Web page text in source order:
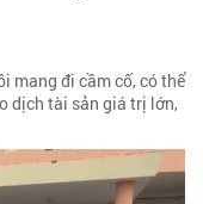
mang đi cầm cố, có thể
dịch tài sản giá trị lớn,